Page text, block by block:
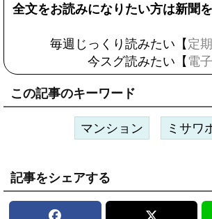
全文をお読みになりたい方は新聞
毎週じっくり読みたい【 定
今スグ読みたい【 電
この記事のキーワード
マンション ミサワ
記事をシェアする